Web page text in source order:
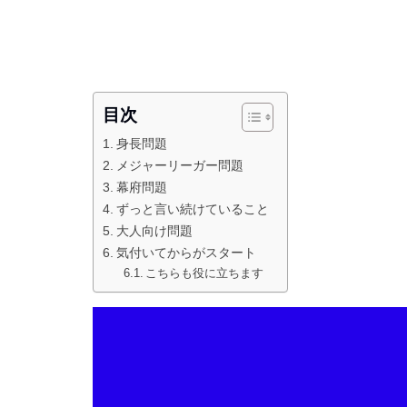
目次
身長問題
メジャーリーガー問題
幕府問題
ずっと言い続けていること
大人向け問題
気付いてからがスタート
こちらも役に立ちます